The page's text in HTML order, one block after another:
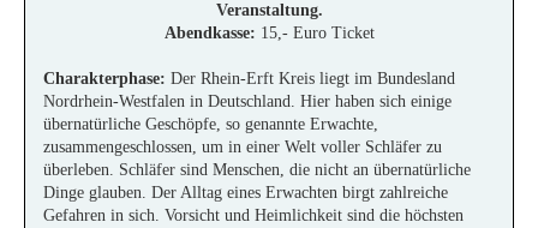
Veranstaltung.
Abendkasse: 15,- Euro Ticket
Charakterphase: Der Rhein-Erft Kreis liegt im Bundesland
Nordrhein-Westfalen in Deutschland. Hier haben sich einige
übernatürliche Geschöpfe, so genannte Erwachte,
zusammengeschlossen, um in einer Welt voller Schläfer zu
überleben. Schläfer sind Menschen, die nicht an übernatürliche
Dinge glauben. Der Alltag eines Erwachten birgt zahlreiche
Gefahren in sich. Vorsicht und Heimlichkeit sind die höchsten